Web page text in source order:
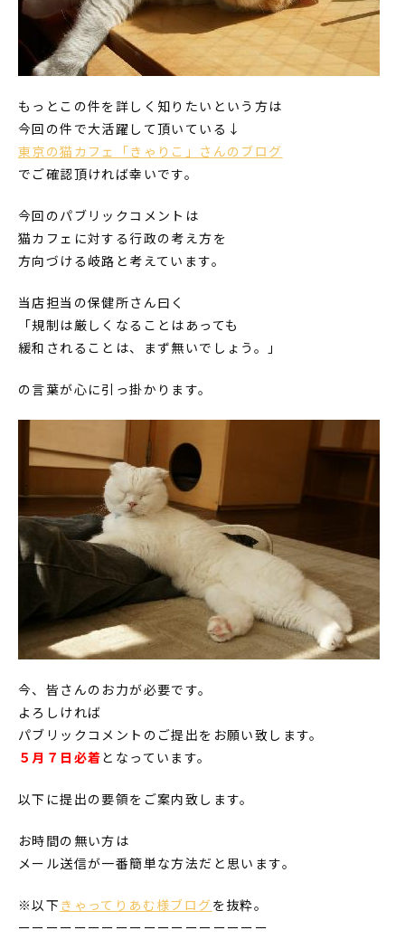
もっとこの件を詳しく知りたいという方は
今回の件で大活躍して頂いている↓
東京の猫カフェ「きゃりこ」さんのブログ
でご確認頂ければ幸いです。
今回のパブリックコメントは
猫カフェに対する行政の考え方を
方向づける岐路と考えています。
当店担当の保健所さん曰く
「規制は厳しくなることはあっても
緩和されることは、まず無いでしょう。」
の言葉が心に引っ掛かります。
今、皆さんのお力が必要です。
よろしければ
パブリックコメントのご提出をお願い致します。
５月７日必着となっています。
以下に提出の要領をご案内致します。
お時間の無い方は
メール送信が一番簡単な方法だと思います。
※以下 きゃってりあむ様ブログを抜粋。
ーーーーーーーーーーーーーーーーーー